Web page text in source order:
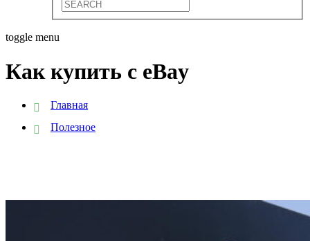
toggle menu
Как купить с eBay
Главная
Полезное